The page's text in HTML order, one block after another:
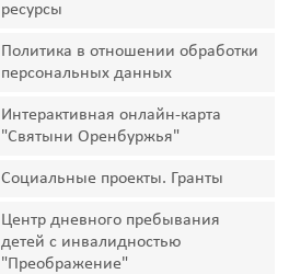
ресурсы
Политика в отношении обработки
персональных данных
Интерактивная онлайн-карта
"Святыни Оренбуржья"
Социальные проекты. Гранты
Центр дневного пребывания
детей с инвалидностью
"Преображение"